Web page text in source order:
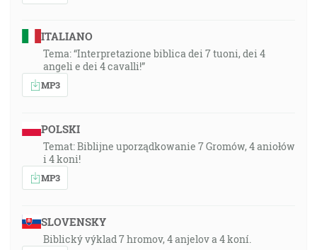
ITALIANO
Tema: “Interpretazione biblica dei 7 tuoni, dei 4
angeli e dei 4 cavalli!”
MP3
POLSKI
Temat: Biblijne uporządkowanie 7 Gromów, 4 aniołów
i 4 koni!
MP3
SLOVENSKY
Biblický výklad 7 hromov, 4 anjelov a 4 koní.